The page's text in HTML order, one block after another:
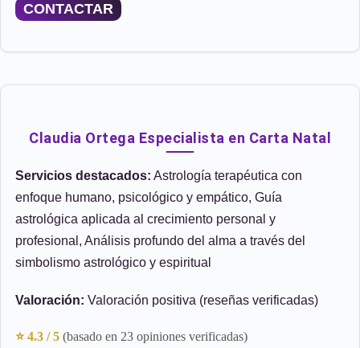
CONTACTAR
Claudia Ortega Especialista en Carta Natal
Servicios destacados: Astrología terapéutica con
enfoque humano, psicológico y empático, Guía
astrológica aplicada al crecimiento personal y
profesional, Análisis profundo del alma a través del
simbolismo astrológico y espiritual
Valoración: Valoración positiva (reseñas verificadas)
⭐ 4.3 / 5 (basado en 23 opiniones verificadas)